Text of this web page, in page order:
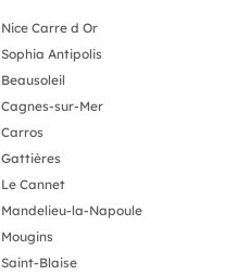
Nice Carre d Or
Sophia Antipolis
Beausoleil
Cagnes-sur-Mer
Carros
Gattières
Le Cannet
Mandelieu-la-Napoule
Mougins
Saint-Blaise